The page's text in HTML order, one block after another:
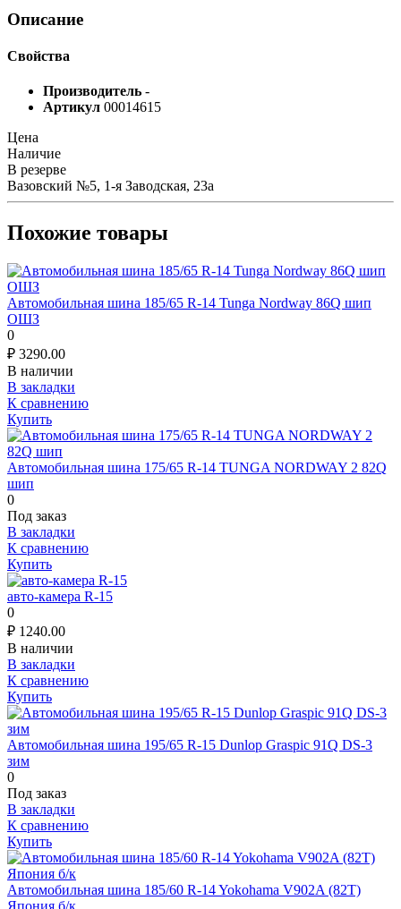
Описание
Свойства
Производитель -
Артикул 00014615
Цена
Наличие
В резерве
Вазовский №5, 1-я Заводская, 23а
Похожие товары
Автомобильная шина 185/65 R-14 Tunga Nordway 86Q шип
ОШЗ
0
₽ 3290.00
В наличии
В закладки
К сравнению
Купить
Автомобильная шина 175/65 R-14 TUNGA NORDWAY 2 82Q
шип
0
Под заказ
В закладки
К сравнению
Купить
авто-камера R-15
0
₽ 1240.00
В наличии
В закладки
К сравнению
Купить
Автомобильная шина 195/65 R-15 Dunlop Graspic 91Q DS-3
зим
0
Под заказ
В закладки
К сравнению
Купить
Автомобильная шина 185/60 R-14 Yokohama V902A (82T)
Япония б/к